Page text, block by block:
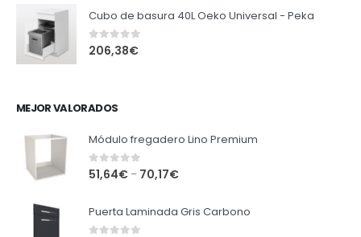
Cubo de basura 40L Oeko Universal - Peka
0out of 5
206,38€
MEJOR VALORADOS
Módulo fregadero Lino Premium
0out of 5
51,64€ – 70,17€
Puerta Laminada Gris Carbono